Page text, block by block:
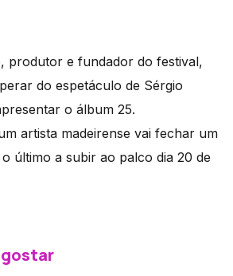
produtor e fundador do festival,
do espetáculo de Sérgio
o álbum 25.
artista madeirense vai fechar um
último a subir ao palco dia 20 de
gostar